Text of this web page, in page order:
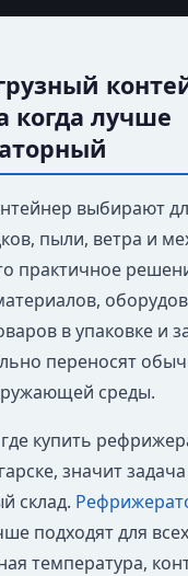
когда лучше
выбирают
пыли, ветра и
практичное
в упаковке и
переносят
среды.
купить
значит
склад.
подходят для
температура,